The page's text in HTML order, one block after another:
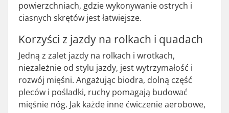
powierzchniach, gdzie wykonywanie ostrych i
ciasnych skrętów jest łatwiejsze.
Korzyści z jazdy na rolkach i quadach
Jedną z zalet jazdy na rolkach i wrotkach,
niezależnie od stylu jazdy, jest wytrzymałość i
rozwój mięśni. Angażując biodra, dolną część
pleców i pośladki, ruchy pomagają budować
mięśnie nóg. Jak każde inne ćwiczenie aerobowe,